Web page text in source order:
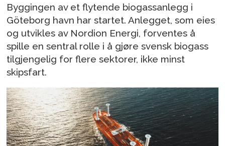
Byggingen av et flytende biogassanlegg i
Göteborg havn har startet. Anlegget, som eies
og utvikles av Nordion Energi, forventes å
spille en sentral rolle i å gjøre svensk biogass
tilgjengelig for flere sektorer, ikke minst
skipsfart.